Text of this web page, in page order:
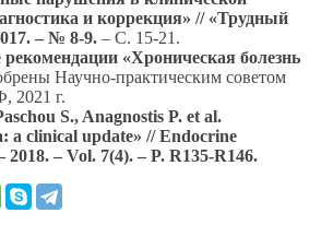
и коррекция» // «Трудный
– № 8-9. – С. 15-21.
«Хроническая болезнь
Научно-практическим советом
2021 г.
S., Anagnostis P. et al.
a clinical update» // Endocrine
2018. – Vol. 7(4). – P. R135-R146.